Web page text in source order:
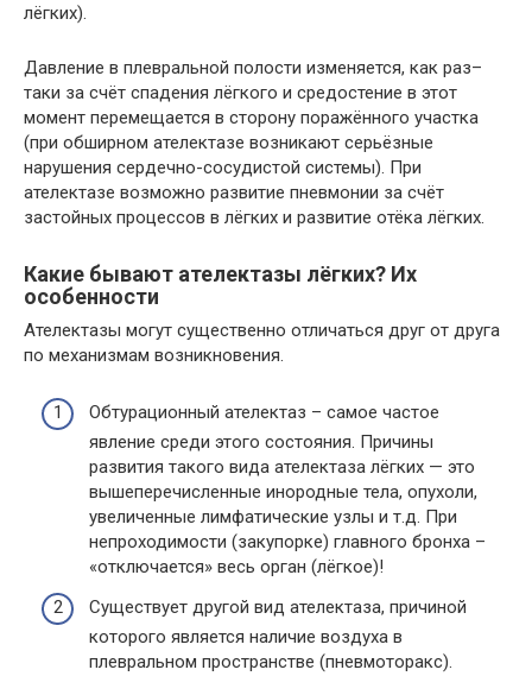
лёгких).
Давление в плевральной полости изменяется, как раз–
таки за счёт спадения лёгкого и средостение в этот
момент перемещается в сторону поражённого участка
(при обширном ателектазе возникают серьёзные
нарушения сердечно-сосудистой системы). При
ателектазе возможно развитие пневмонии за счёт
застойных процессов в лёгких и развитие отёка лёгких.
Какие бывают ателектазы лёгких? Их
особенности
Ателектазы могут существенно отличаться друг от друга
по механизмам возникновения.
Обтурационный ателектаз – самое частое
явление среди этого состояния. Причины
развития такого вида ателектаза лёгких — это
вышеперечисленные инородные тела, опухоли,
увеличенные лимфатические узлы и т.д. При
непроходимости (закупорке) главного бронха –
«отключается» весь орган (лёгкое)!
Существует другой вид ателектаза, причиной
которого является наличие воздуха в
плевральном пространстве (пневмоторакс).